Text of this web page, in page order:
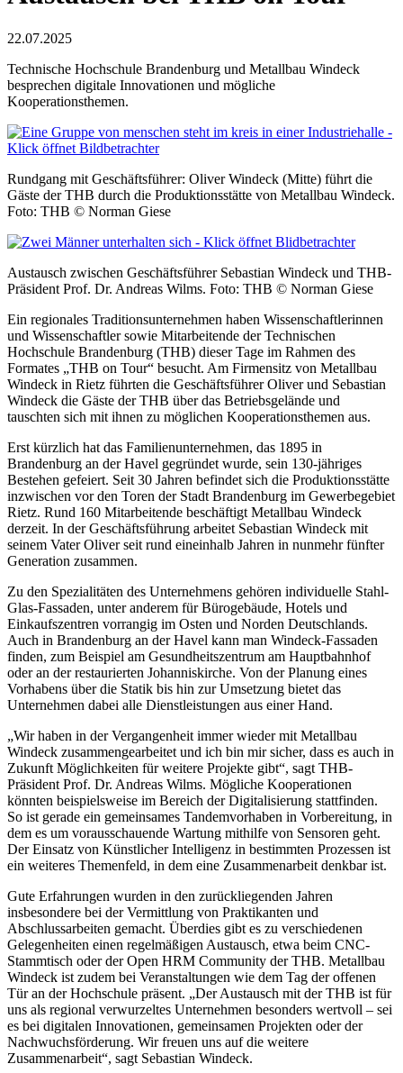
22.07.2025
Technische Hochschule Brandenburg und Metallbau Windeck
besprechen digitale Innovationen und mögliche
Kooperationsthemen.
Rundgang mit Geschäftsführer: Oliver Windeck (Mitte) führt die
Gäste der THB durch die Produktionsstätte von Metallbau Windeck.
Foto: THB © Norman Giese
Austausch zwischen Geschäftsführer Sebastian Windeck und THB-
Präsident Prof. Dr. Andreas Wilms. Foto: THB © Norman Giese
Ein regionales Traditionsunternehmen haben Wissenschaftlerinnen
und Wissenschaftler sowie Mitarbeitende der Technischen
Hochschule Brandenburg (THB) dieser Tage im Rahmen des
Formates „THB on Tour“ besucht. Am Firmensitz von Metallbau
Windeck in Rietz führten die Geschäftsführer Oliver und Sebastian
Windeck die Gäste der THB über das Betriebsgelände und
tauschten sich mit ihnen zu möglichen Kooperationsthemen aus.
Erst kürzlich hat das Familienunternehmen, das 1895 in
Brandenburg an der Havel gegründet wurde, sein 130-jähriges
Bestehen gefeiert. Seit 30 Jahren befindet sich die Produktionsstätte
inzwischen vor den Toren der Stadt Brandenburg im Gewerbegebiet
Rietz. Rund 160 Mitarbeitende beschäftigt Metallbau Windeck
derzeit. In der Geschäftsführung arbeitet Sebastian Windeck mit
seinem Vater Oliver seit rund eineinhalb Jahren in nunmehr fünfter
Generation zusammen.
Zu den Spezialitäten des Unternehmens gehören individuelle Stahl-
Glas-Fassaden, unter anderem für Bürogebäude, Hotels und
Einkaufszentren vorrangig im Osten und Norden Deutschlands.
Auch in Brandenburg an der Havel kann man Windeck-Fassaden
finden, zum Beispiel am Gesundheitszentrum am Hauptbahnhof
oder an der restaurierten Johanniskirche. Von der Planung eines
Vorhabens über die Statik bis hin zur Umsetzung bietet das
Unternehmen dabei alle Dienstleistungen aus einer Hand.
„Wir haben in der Vergangenheit immer wieder mit Metallbau
Windeck zusammengearbeitet und ich bin mir sicher, dass es auch in
Zukunft Möglichkeiten für weitere Projekte gibt“, sagt THB-
Präsident Prof. Dr. Andreas Wilms. Mögliche Kooperationen
könnten beispielsweise im Bereich der Digitalisierung stattfinden.
So ist gerade ein gemeinsames Tandemvorhaben in Vorbereitung, in
dem es um vorausschauende Wartung mithilfe von Sensoren geht.
Der Einsatz von Künstlicher Intelligenz in bestimmten Prozessen ist
ein weiteres Themenfeld, in dem eine Zusammenarbeit denkbar ist.
Gute Erfahrungen wurden in den zurückliegenden Jahren
insbesondere bei der Vermittlung von Praktikanten und
Abschlussarbeiten gemacht. Überdies gibt es zu verschiedenen
Gelegenheiten einen regelmäßigen Austausch, etwa beim CNC-
Stammtisch oder der Open HRM Community der THB. Metallbau
Windeck ist zudem bei Veranstaltungen wie dem Tag der offenen
Tür an der Hochschule präsent. „Der Austausch mit der THB ist für
uns als regional verwurzeltes Unternehmen besonders wertvoll – sei
es bei digitalen Innovationen, gemeinsamen Projekten oder der
Nachwuchsförderung. Wir freuen uns auf die weitere
Zusammenarbeit“, sagt Sebastian Windeck.